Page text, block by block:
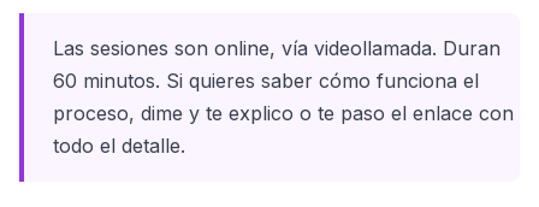
Las sesiones son online, vía videollamada. Duran
60 minutos. Si quieres saber cómo funciona el
proceso, dime y te explico o te paso el enlace con
todo el detalle.